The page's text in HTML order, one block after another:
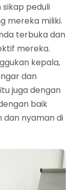
peduli
mereka miliki.
terbuka dan
mereka.
kepala,
dan
juga dengan
baik
dan nyaman di